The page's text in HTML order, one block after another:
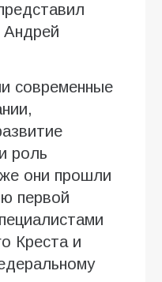
современные
роль
они прошли
первой
Креста и